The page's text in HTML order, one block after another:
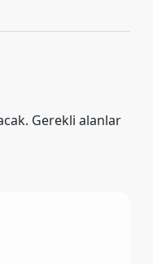
Gerekli alanlar